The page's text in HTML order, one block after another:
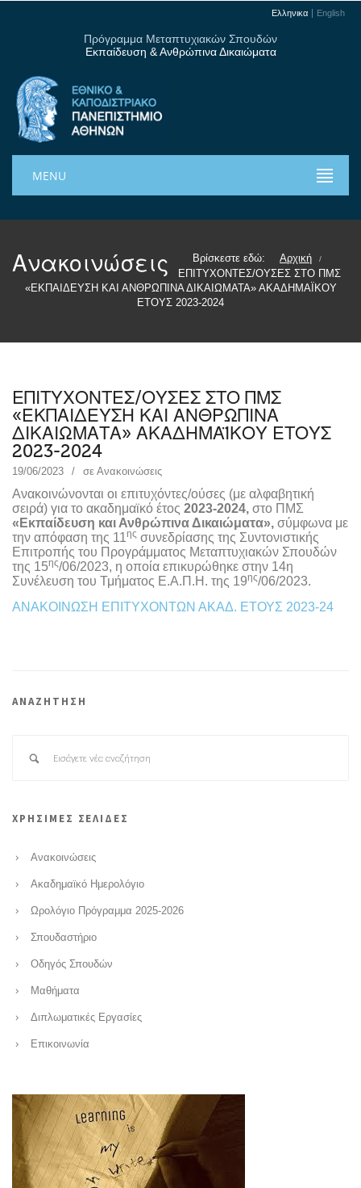
Ελληνικα English
Πρόγραμμα Μεταπτυχιακών Σπουδών
Εκπαίδευση & Ανθρώπινα Δικαιώματα
MENU
Ανακοινώσεις Βρίσκεστε εδώ: Αρχική /
ΕΠΙΤΥΧΟΝΤΕΣ/ΟΥΣΕΣ ΣΤΟ ΠΜΣ
«ΕΚΠΑΙΔΕΥΣΗ ΚΑΙ ΑΝΘΡΩΠΙΝΑ ΔΙΚΑΙΩΜΑΤΑ» ΑΚΑΔΗΜΑΪΚΟΥ
ΕΤΟΥΣ 2023-2024
ΕΠΙΤΥΧΟΝΤΕΣ/ΟΥΣΕΣ ΣΤΟ ΠΜΣ
«ΕΚΠΑΙΔΕΥΣΗ ΚΑΙ ΑΝΘΡΩΠΙΝΑ
ΔΙΚΑΙΩΜΑΤΑ» ΑΚΑΔΗΜΑΪΚΟΥ ΕΤΟΥΣ
2023-2024
19/06/2023 σε Ανακοινώσεις
Ανακοινώνονται οι επιτυχόντες/ούσες (με αλφαβητική
σειρά) για το ακαδημαϊκό έτος 2023-2024, στο ΠΜΣ
«Εκπαίδευση και Ανθρώπινα Δικαιώματα», σύμφωνα με
την απόφαση της 11ης συνεδρίασης της Συντονιστικής
Επιτροπής του Προγράμματος Μεταπτυχιακών Σπουδών
της 15ης/06/2023, η οποία επικυρώθηκε στην 14η
Συνέλευση του Τμήματος Ε.Α.Π.Η. της 19ης/06/2023.
ΑΝΑΚΟΙΝΩΣΗ ΕΠΙΤΥΧΟΝΤΩΝ ΑΚΑΔ. ΕΤΟΥΣ 2023-24
ΑΝΑΖΗΤΗΣΗ
ΧΡΗΣΙΜΕΣ ΣΕΛΙΔΕΣ
Ανακοινώσεις
Ακαδημαϊκό Ημερολόγιο
Ωρολόγιο Πρόγραμμα 2025-2026
Σπουδαστήριο
Οδηγός Σπουδών
Μαθήματα
Διπλωματικές Εργασίες
Επικοινωνία